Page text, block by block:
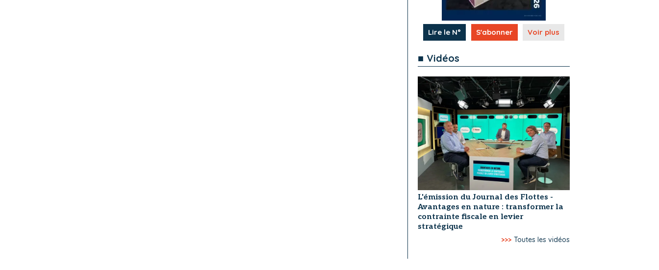
Lire le N° S'abonner Voir plus
■ Vidéos
L'émission du Journal des Flottes -
Avantages en nature : transformer la
contrainte fiscale en levier
stratégique
>>> Toutes les vidéos